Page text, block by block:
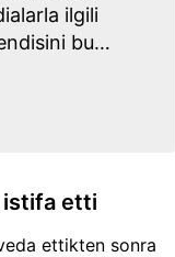
ilgili
bu
istifa etti
ettikten sonra